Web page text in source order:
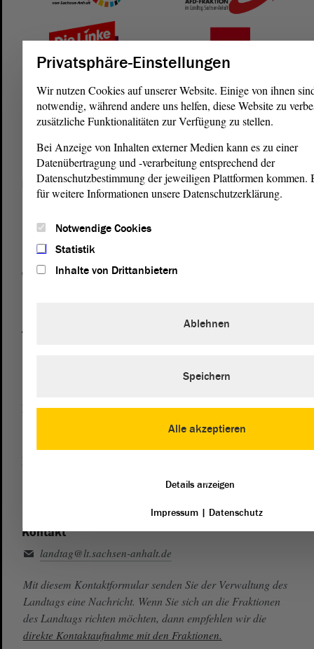
Postanschrift
Domplatz 6–9
39104 Magdeburg
Wegbeschreibung
Telefon und Fax
Presse- und Öffentlichkeitsarbeit
Kontakt
landtag@lt.sachsen-anhalt.de
Mit diesem Kontaktformular senden Sie der Verwaltung des
Landtags eine Nachricht. Wenn Sie sich an die Fraktionen
des Landtags richten möchten, dann empfehlen wir die
direkte Kontaktaufnahme mit den Fraktionen.
Privatsphäre-Einstellungen
Wir nutzen Cookies auf unserer Website. Einige von ihnen
notwendig, während andere uns helfen, diese Website zu
zusätzliche Funktionalitäten zur Verfügung zu stellen.
Bei Anzeige von Inhalten externer Medien kann es zu einer
Datenübertragung und -verarbeitung entsprechend der
Datenschutzbestimmung der jeweiligen Plattformen kommen.
für weitere Informationen unsere Datenschutzerklärung.
Notwendige Cookies
Statistik
Inhalte von Drittanbietern
Alle akzeptieren
Ablehnen
Speichern
Details anzeigen
Impressum | Datenschutz